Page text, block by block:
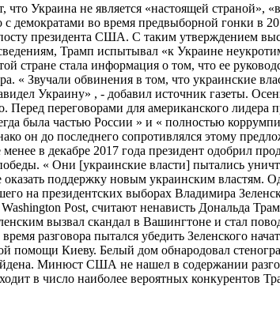
Украина не является «настоящей страной»,
с демократами во время предвыборной гонки
президента США. С таким утверждением
Трамп испытывал «к Украине
стране стала информация о том, что ее
« Звучали обвинения в том, что украинские
Украину» , - добавил источник газеты.
переговорами для американского
была частью России » и « полностью
он до последнего сопротивлялся этому
менее в декабре 2017 года президент
« Они [украинские власти] пытались
поддержку новым украинским властям.
на президентских выборах Владимира
Post, считают ненависть Дональда
вызвал скандал в Вашингтоне и стал
разговора пытался убедить Зеленского
помощи Киеву. Белый дом обнародовал
Минюст США не нашел в содержании
в число наиболее вероятных конкурентов